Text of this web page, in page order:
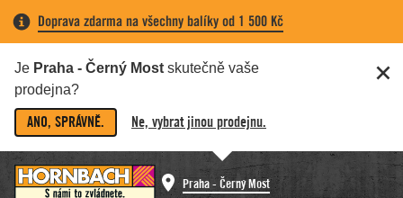
Doprava zdarma na všechny balíky od 1 500 Kč
Je Praha - Černý Most skutečně vaše
prodejna?
ANO, SPRÁVNĚ. Ne, vybrat jinou prodejnu.
Praha - Černý Most